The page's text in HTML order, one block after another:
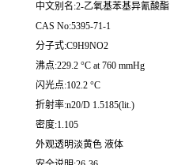
中文别名:2-乙氧基苯基异氰酸酯
CAS No:5395-71-1
分子式:C9H9NO2
沸点:229.2 °C at 760 mmHg
闪光点:102.2 °C
折射率:n20/D 1.5185(lit.)
密度:1.105
外观透明淡黄色 液体